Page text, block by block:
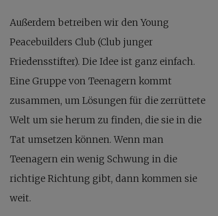
Außerdem betreiben wir den Young
Peacebuilders Club (Club junger
Friedensstifter). Die Idee ist ganz einfach.
Eine Gruppe von Teenagern kommt
zusammen, um Lösungen für die zerrüttete
Welt um sie herum zu finden, die sie in die
Tat umsetzen können. Wenn man
Teenagern ein wenig Schwung in die
richtige Richtung gibt, dann kommen sie
weit.